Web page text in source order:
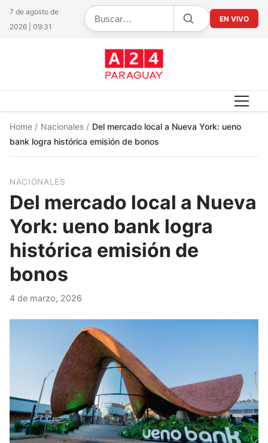
7 de agosto de
2026 | 09:31
EN VIVO
Home / Nacionales / Del mercado local a Nueva York: ueno
bank logra histórica emisión de bonos
NACIONALES
Del mercado local a Nueva
York: ueno bank logra
histórica emisión de
bonos
4 de marzo, 2026